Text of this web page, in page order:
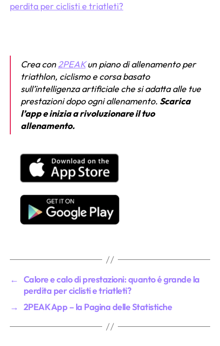
perdita per ciclisti e triatleti?
Crea con2PEAKun piano di allenamento per
triathlon, ciclismo e corsa basato
sull’intelligenza artificiale che si adatta alle tue
prestazioni dopo ogni allenamento. Scarica
l’app e inizia a rivoluzionare il tuo
allenamento.
← Calore e calo di prestazioni: quanto é grande la
perdita per ciclisti e triatleti?
→ 2PEAK App – la Pagina delle Statistiche